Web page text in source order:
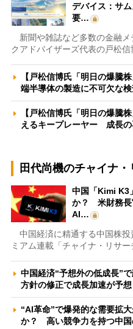
デバイス：サ
要…
新聞や雑誌など多数の金融メ
クアドバイザーズ代表の戸松信
【戸松信博氏「明日の爆騰
端半導体の製造に不可欠な
【戸松信博氏「明日の爆騰
えるキープレーヤー 成長
田代尚機のチャイナ・
中国「Kimi K3
か？ 米財務長
AI…
中国経済に精通する中国株投
ミアム連載「チャイナ・リサ
中国経済“予想外の低成長”
方針の修正で成長加速が予
“AI革命”で爆発的な需要拡
か？ 高い競争力を持つ中